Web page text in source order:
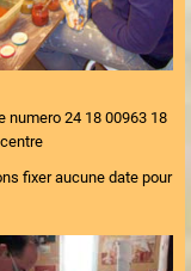
numero 24 18 00963 18
fixer aucune date pour